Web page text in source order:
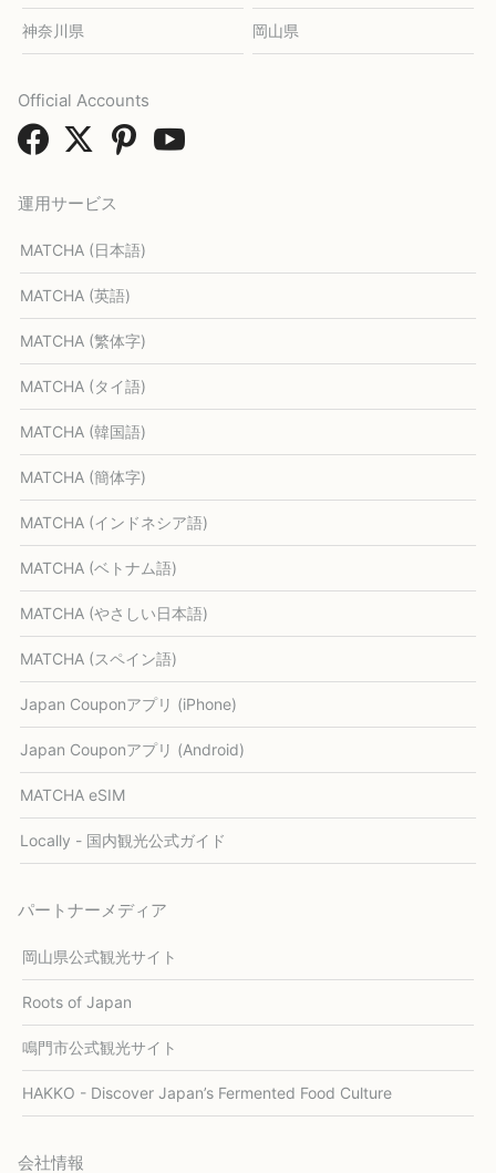
神奈川県 岡山県
運用サービス
MATCHA (日本語)
MATCHA (英語)
MATCHA (繁体字)
MATCHA (タイ語)
MATCHA (韓国語)
MATCHA (簡体字)
MATCHA (インドネシア語)
MATCHA (ベトナム語)
MATCHA (やさしい日本語)
MATCHA (スペイン語)
Japan Couponアプリ (iPhone)
Japan Couponアプリ (Android)
MATCHA eSIM
Locally - 国内観光公式ガイド
パートナーメディア
岡山県公式観光サイト
Roots of Japan
鳴門市公式観光サイト
HAKKO - Discover Japan’s Fermented Food Culture
会社情報
Official Accounts